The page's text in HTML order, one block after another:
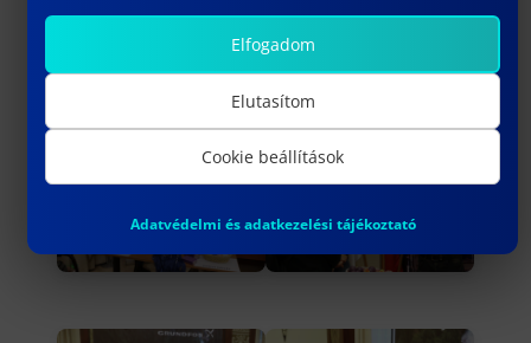
Elfogadom
Elutasítom
Cookie beállítások
Adatvédelmi és adatkezelési tájékoztató